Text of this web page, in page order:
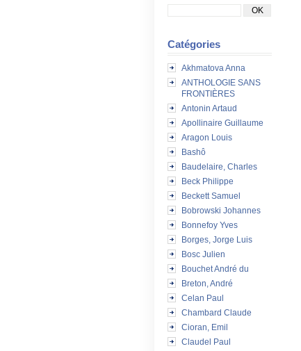
Catégories
Akhmatova Anna
ANTHOLOGIE SANS
FRONTIÈRES
Antonin Artaud
Apollinaire Guillaume
Aragon Louis
Bashô
Baudelaire, Charles
Beck Philippe
Beckett Samuel
Bobrowski Johannes
Bonnefoy Yves
Borges, Jorge Luis
Bosc Julien
Bouchet André du
Breton, André
Celan Paul
Chambard Claude
Cioran, Emil
Claudel Paul